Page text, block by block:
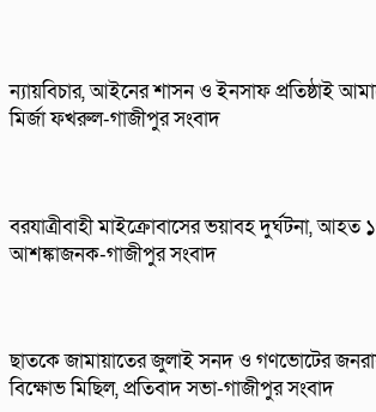
ন্যায়বিচার, আইনের শাসন ও ইনসাফ প্রতিষ্ঠাই
মির্জা ফখরুল-গাজীপুর সংবাদ
বরযাত্রীবাহী মাইক্রোবাসের ভয়াবহ দুর্ঘটনা,
আশঙ্কাজনক-গাজীপুর সংবাদ
ছাতকে জামায়াতের জুলাই সনদ ও গণভোটের জনরায়
বিক্ষোভ মিছিল, প্রতিবাদ সভা-গাজীপুর সংবাদ